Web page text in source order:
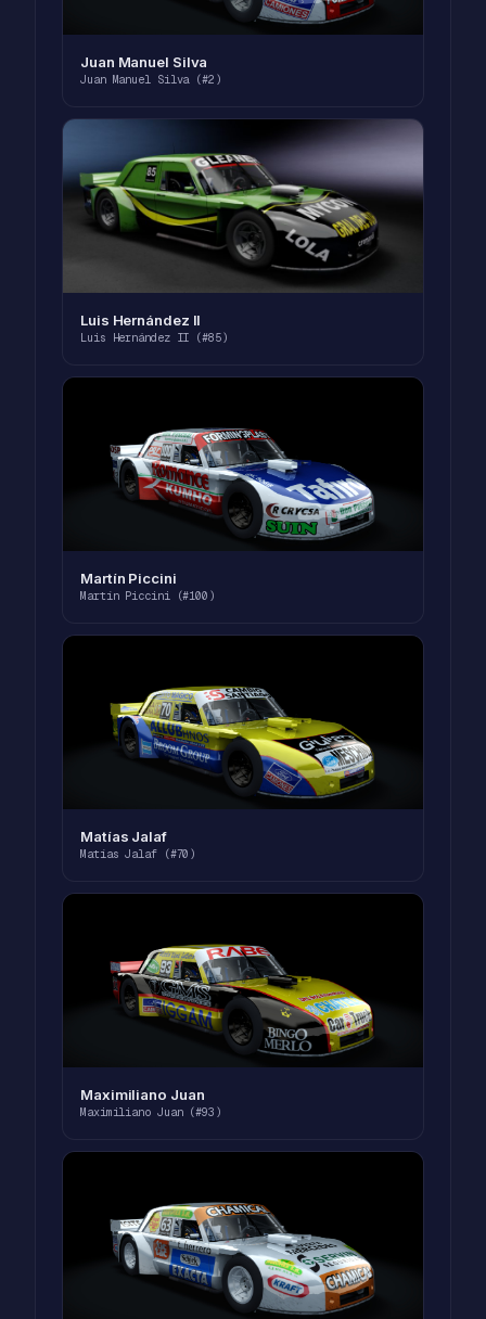
Juan Manuel Silva
Juan Manuel Silva (#2)
Luis Hernández II
Luis Hernández II (#85)
Martín Piccini
Martín Piccini (#100)
Matías Jalaf
Matías Jalaf (#70)
Maximiliano Juan
Maximiliano Juan (#93)